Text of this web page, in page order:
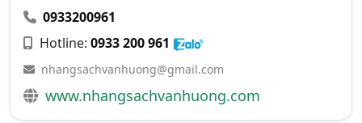
0933200961
Hotline: 0933 200 961
nhangsachvanhuong@gmail.com
www.nhangsachvanhuong.com